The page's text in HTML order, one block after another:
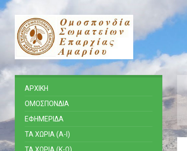
ΑΡΧΙΚΗ
ΟΜΟΣΠΟΝΔΙΑ
ΕΦΗΜΕΡΙΔΑ
ΤΑ ΧΩΡΙΑ (Α-Ι)